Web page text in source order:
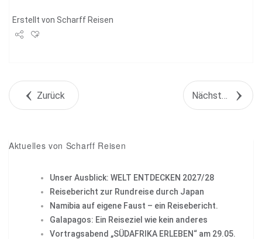
Erstellt von Scharff Reisen
+1Zurück Nächstes Objekt
Aktuelles von Scharff Reisen
Unser Ausblick: WELT ENTDECKEN 2027/28
Reisebericht zur Rundreise durch Japan
Namibia auf eigene Faust – ein Reisebericht.
Galapagos: Ein Reiseziel wie kein anderes
Vortragsabend „SÜDAFRIKA ERLEBEN“ am 29.05.